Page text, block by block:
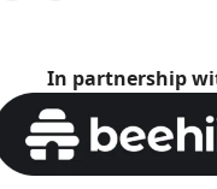
In partnership